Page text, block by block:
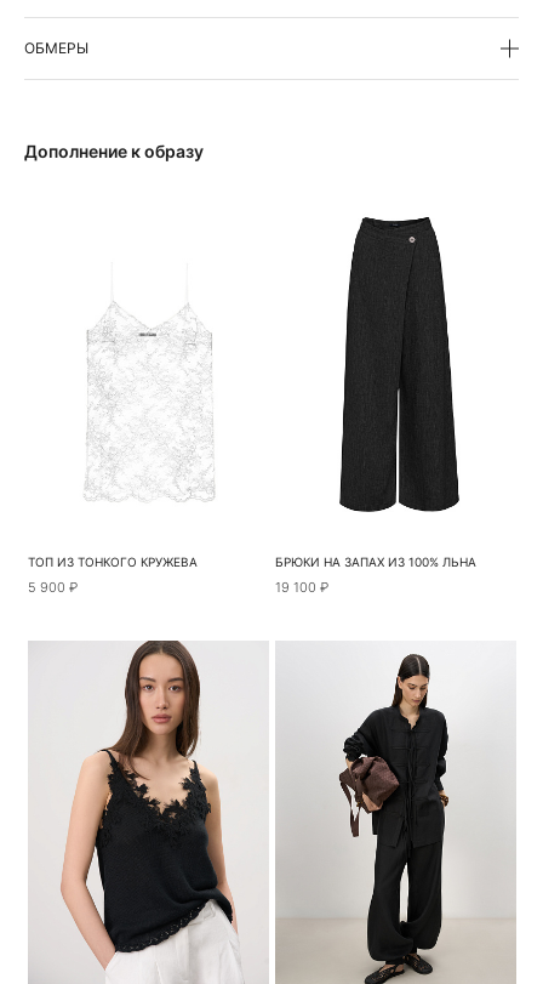
ОБМЕРЫ
Дополнение к образу
ТОП ИЗ ТОНКОГО КРУЖЕВА
5 900 ₽
БРЮКИ НА ЗАПАХ ИЗ 100% ЛЬНА
19 100 ₽